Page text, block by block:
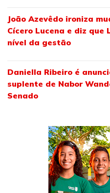
João Azevêdo ironiza
Cícero Lucena e diz que
nível da gestão
Daniella Ribeiro é
suplente de Nabor
Senado